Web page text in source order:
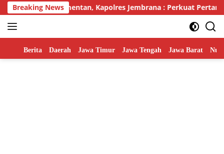
Skip
to
content
Breaking News
Dari Kementan, Kapolres Jembrana : Perkuat Pertanian
Home
Berita Daerah Jawa Timur Jawa Tengah Jawa Barat